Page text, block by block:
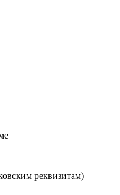
реквизитам)